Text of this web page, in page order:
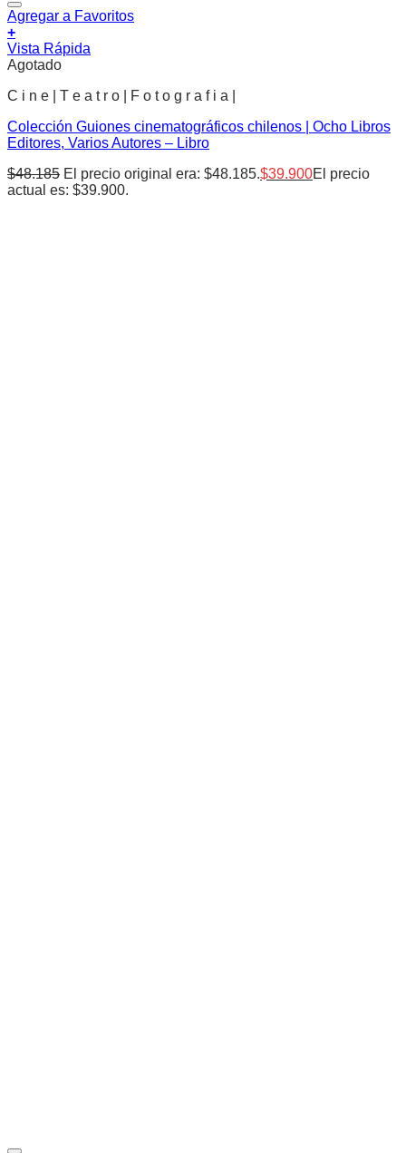
Agregar a Favoritos
+
Vista Rápida
Agotado
C i n e | T e a t r o | F o t o g r a f i a |
Colección Guiones cinematográficos chilenos | Ocho Libros
Editores, Varios Autores – Libro
$48.185 El precio original era: $48.185.$39.900El precio
actual es: $39.900.